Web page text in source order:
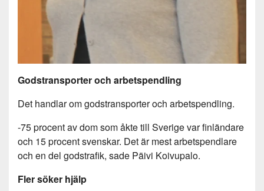
Godstransporter och arbetspendling
Det handlar om godstransporter och arbetspendling.
-75 procent av dom som åkte till Sverige var finländare
och 15 procent svenskar. Det är mest arbetspendlare
och en del godstrafik, sade Päivi Koivupalo.
Fler söker hjälp